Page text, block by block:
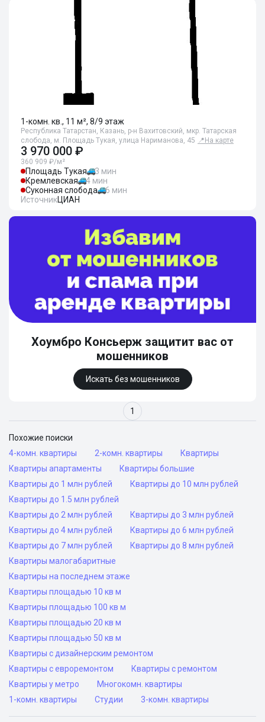
1-комн. кв., 11 м², 8/9 этаж
Республика Татарстан, Казань, р-н Вахитовский, мкр. Татарская
слобода, м. Площадь Тукая, улица Нариманова, 45 📍 На карте
3 970 000 ₽
360 909 ₽/м²
Площадь Тукая
3 мин
Кремлевская
4 мин
Суконная слобода
6 мин
ИсточникЦИАН
Хоумбро Консьерж защитит вас от
мошенников
Искать без мошенников
1
Похожие поиски
4-комн. квартиры
2-комн. квартиры
Квартиры
Квартиры апартаменты
Квартиры большие
Квартиры до 1 млн рублей
Квартиры до 10 млн рублей
Квартиры до 1.5 млн рублей
Квартиры до 2 млн рублей
Квартиры до 3 млн рублей
Квартиры до 4 млн рублей
Квартиры до 6 млн рублей
Квартиры до 7 млн рублей
Квартиры до 8 млн рублей
Квартиры малогабаритные
Квартиры на последнем этаже
Квартиры площадью 10 кв м
Квартиры площадью 100 кв м
Квартиры площадью 20 кв м
Квартиры площадью 50 кв м
Квартиры с дизайнерским ремонтом
Квартиры с евроремонтом
Квартиры с ремонтом
Квартиры у метро
Многокомн. квартиры
1-комн. квартиры
Студии 3-комн. квартиры